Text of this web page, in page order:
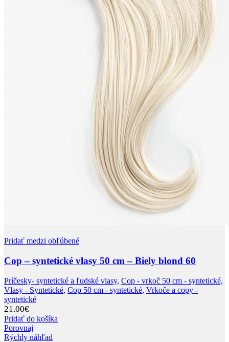
Pridať medzi obľúbené
Cop – syntetické vlasy 50 cm – Biely blond 60
Príčesky- syntetické a ľudské vlasy, Cop - vrkoč 50 cm - syntetické,
Vlasy - Syntetické, Cop 50 cm - syntetické, Vrkoče a copy -
syntetické
21.00€
Pridať do košíka
Porovnaj
Rýchly náhľad